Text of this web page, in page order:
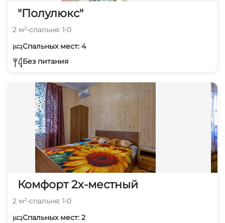
"Полулюкс"
2 м²•спальня: 1•0
Спальных мест: 4
Без питания
Комфорт 2х-местный
2 м²•спальня: 1•0
Спальных мест: 2